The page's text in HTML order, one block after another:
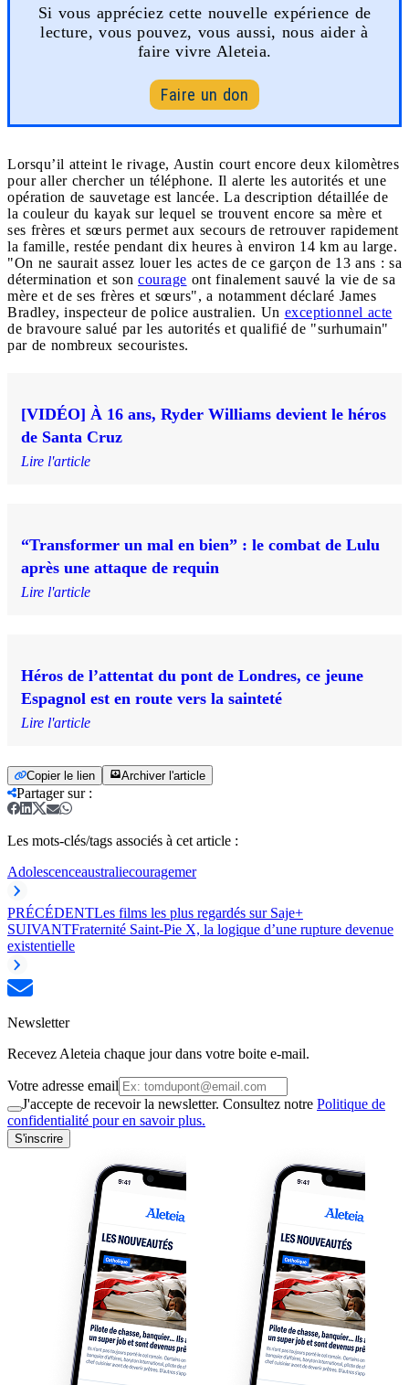
Si vous appréciez cette nouvelle expérience de
lecture, vous pouvez, vous aussi, nous aider à
faire vivre Aleteia.
Faire un don
Lorsqu’il atteint le rivage, Austin court encore deux kilomètres
pour aller chercher un téléphone. Il alerte les autorités et une
opération de sauvetage est lancée. La description détaillée de
la couleur du kayak sur lequel se trouvent encore sa mère et
ses frères et sœurs permet aux secours de retrouver rapidement
la famille, restée pendant dix heures à environ 14 km au large.
"On ne saurait assez louer les actes de ce garçon de 13 ans : sa
détermination et son courage ont finalement sauvé la vie de sa
mère et de ses frères et sœurs", a notamment déclaré James
Bradley, inspecteur de police australien. Un exceptionnel acte
de bravoure salué par les autorités et qualifié de "surhumain"
par de nombreux secouristes.
[VIDÉO] À 16 ans, Ryder Williams devient le héros
de Santa Cruz
Lire l'article
“Transformer un mal en bien” : le combat de Lulu
après une attaque de requin
Lire l'article
Héros de l’attentat du pont de Londres, ce jeune
Espagnol est en route vers la sainteté
Lire l'article
Copier le lien Archiver l'article
Partager sur:
Les mots-clés/tags associés à cet article :
Adolescenceaustraliecouragemer
PRÉCÉDENTLes films les plus regardés sur Saje+
SUIVANTFraternité Saint-Pie X, la logique d’une rupture devenue
existentielle
Newsletter
Recevez Aleteia chaque jour dans votre boite e-mail.
Votre adresse email
J'accepte de recevoir la newsletter. Consultez notre Politique de
confidentialité pour en savoir plus.
S'inscrire